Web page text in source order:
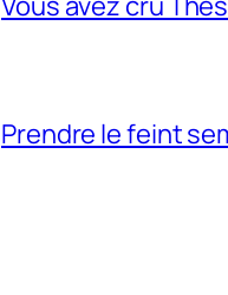
Prendre le feint